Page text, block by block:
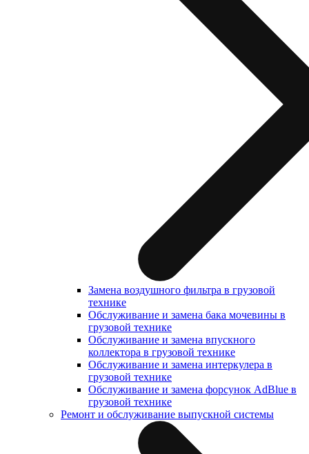
Замена воздушного фильтра в грузовой
технике
Обслуживание и замена бака мочевины в
грузовой технике
Обслуживание и замена впускного
коллектора в грузовой технике
Обслуживание и замена интеркулера в
грузовой технике
Обслуживание и замена форсунок AdBlue в
грузовой технике
Ремонт и обслуживание выпускной системы